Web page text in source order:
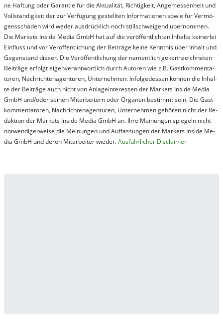
ne Haf­tung oder Ga­ran­tie für die Ak­tu­ali­tät, Rich­tig­keit, An­ge­mes­sen­heit und
Vol­lständ­ig­keit der zur Ver­fü­gung ge­stel­lt­en In­for­ma­tion­en so­wie für Ver­mö­
gens­schä­den wird we­der aus­drück­lich noch stil­lschwei­gend über­nom­men.
Die Mar­kets In­side Me­dia GmbH hat auf die ver­öf­fent­lich­ten In­hal­te kei­ner­lei
Ein­fluss und vor Ver­öf­fent­lich­ung der Bei­trä­ge kei­ne Ken­nt­nis über In­halt und
Ge­gen­stand die­ser. Die Ver­öf­fent­lich­ung der na­ment­lich ge­kenn­zeich­net­en
Bei­trä­ge er­folgt ei­gen­ver­ant­wort­lich durch Au­tor­en wie z.B. Gast­kom­men­ta­
tor­en, Nach­richt­en­ag­en­tur­en, Un­ter­neh­men. In­fol­ge­des­sen kön­nen die In­hal­
te der Bei­trä­ge auch nicht von An­la­ge­in­te­res­sen der Mar­kets In­side Me­dia
GmbH und/oder sei­nen Mit­ar­bei­tern oder Or­ga­nen be­stim­mt sein. Die Gast­
kom­men­ta­tor­en, Nach­rich­ten­ag­en­tur­en, Un­ter­neh­men ge­hör­en nicht der Re­
dak­tion der Mar­kets In­side Me­dia GmbH an. Ihre Mei­nung­en spie­geln nicht
not­wen­di­ger­wei­se die Mei­nung­en und Auf­fas­sung­en der Mar­kets In­side Me­
dia GmbH und de­ren Mit­ar­bei­ter wie­der.Aus­führ­lich­er Dis­clai­mer